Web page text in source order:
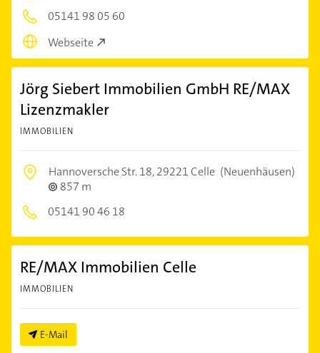
05141 98 05 60
Webseite
Jörg Siebert Immobilien GmbH RE/MAX
Lizenzmakler
IMMOBILIEN
Hannoversche Str. 18,29221 Celle (Neuenhäusen)
857 m
05141 90 46 18
RE/MAX Immobilien Celle
IMMOBILIEN
E-Mail